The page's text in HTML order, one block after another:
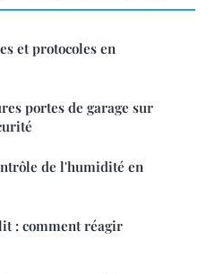
et protocoles en
portes de garage sur
de l'humidité en
: comment réagir